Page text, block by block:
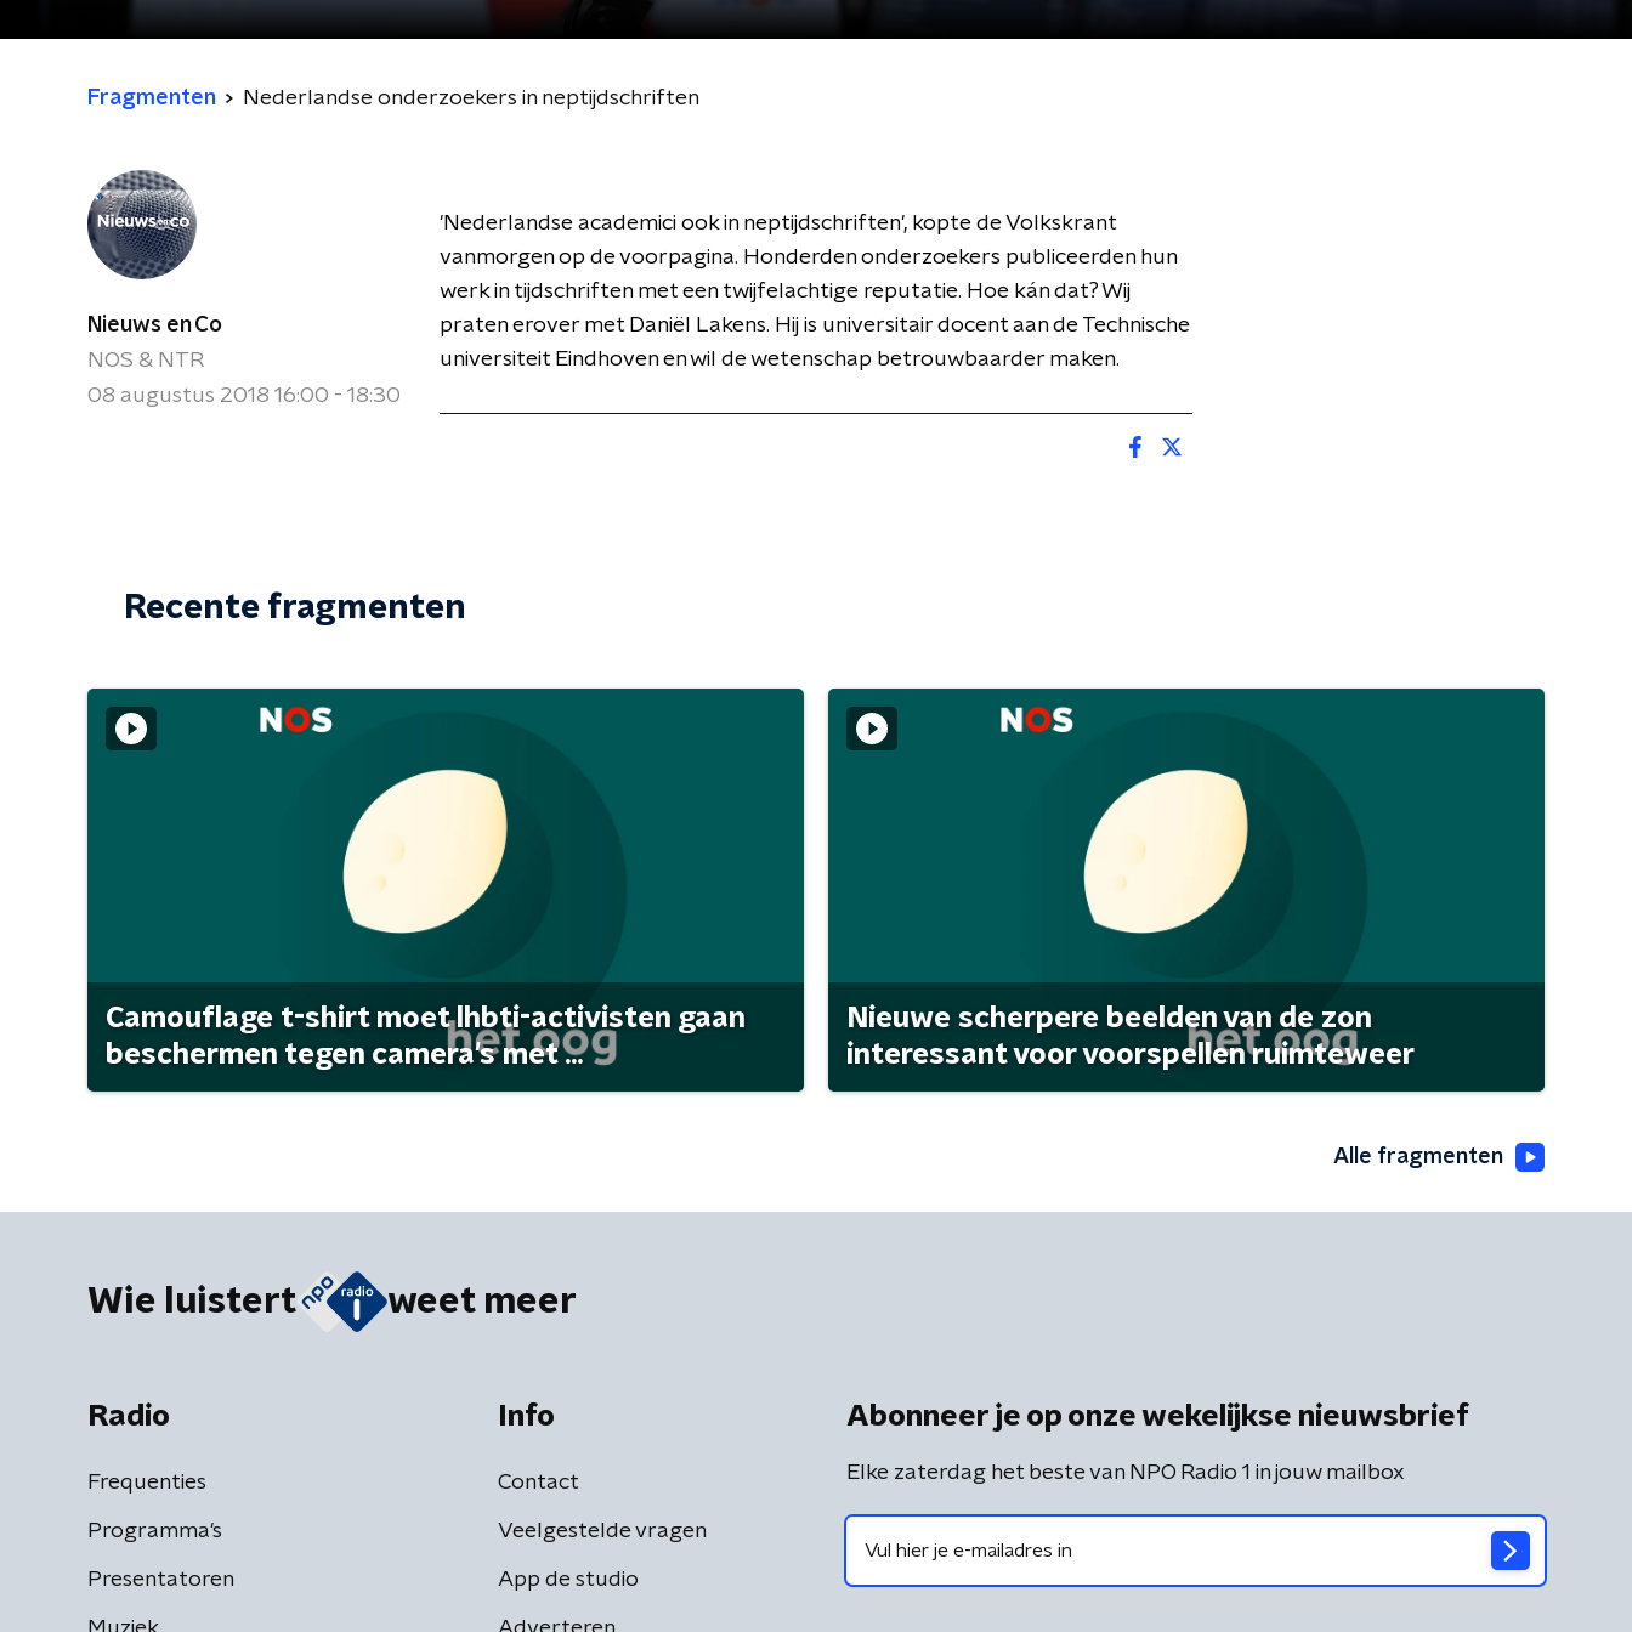
Fragmenten Nederlandse onderzoekers in neptijdschriften
Nieuws en Co
NOS & NTR
08 augustus 2018 16:00 - 18:30
'Nederlandse academici ook in neptijdschriften', kopte de Volkskrant
vanmorgen op de voorpagina. Honderden onderzoekers publiceerden hun
werk in tijdschriften met een twijfelachtige reputatie. Hoe kán dat? Wij
praten erover met Daniël Lakens. Hij is universitair docent aan de Technische
universiteit Eindhoven en wil de wetenschap betrouwbaarder maken.
Recente fragmenten
Camouflage t-shirt moet lhbti-activisten gaan
beschermen tegen camera's met ...
Nieuwe scherpere beelden van de zon
interessant voor voorspellen ruimteweer
Alle fragmenten
Wie luistert weet meer
Radio
Frequenties
Programma's
Presentatoren
Info
Contact
Veelgestelde vragen
App de studio
Abonneer je op onze wekelijkse nieuwsbrief
Elke zaterdag het beste van NPO Radio 1 in jouw mailbox